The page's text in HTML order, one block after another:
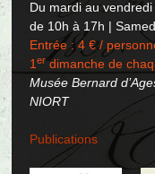
Du mardi au
de 10h à 17h |
Entrée : 4 € /
1er dimanche de
Musée Bernard
NIORT
Publications